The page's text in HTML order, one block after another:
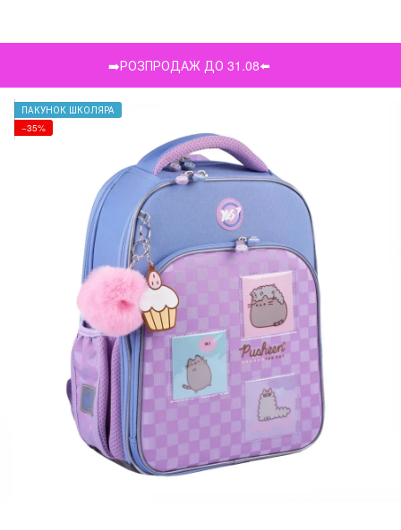
➡️РОЗПРОДАЖ ДО 31.08⬅️
ПАКУНОК ШКОЛЯРА
−35%